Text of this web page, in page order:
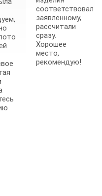
соответствовал
заявленному,
рассчитали
сразу.
Хорошее
место,
рекомендую!